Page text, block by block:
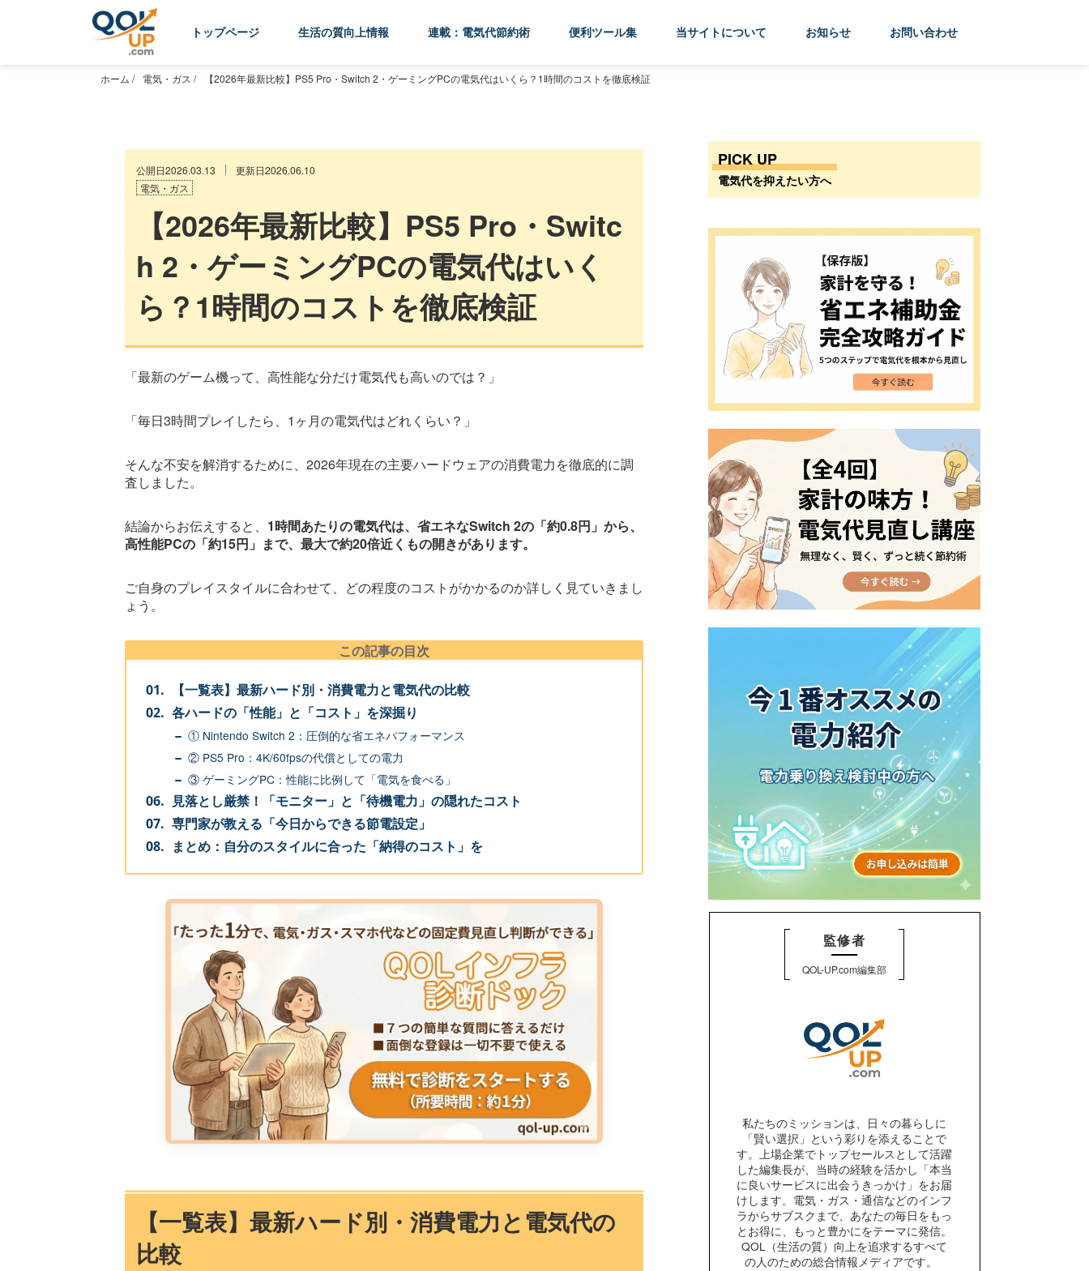
トップページ 生活の質向上情報 連載：電気代節約術 便利ツール集 当サイトについて お知らせ お問い合わせ
ホーム / 電気・ガス / 【2026年最新比較】PS5 Pro・Switch 2・ゲーミングPCの電気代はいくら？1時間のコストを徹底検証
公開日2026.03.13
更新日2026.06.10
電気・ガス
【2026年最新比較】PS5 Pro・Switc
h 2・ゲーミングPCの電気代はいく
ら？1時間のコストを徹底検証
「最新のゲーム機って、高性能な分だけ電気代も高いのでは？」
「毎日3時間プレイしたら、1ヶ月の電気代はどれくらい？」
そんな不安を解消するために、2026年現在の主要ハードウェアの消費電力を徹底的に調
査しました。
結論からお伝えすると、 1時間あたりの電気代は、省エネなSwitch 2の「約0.8円」から、
高性能PCの「約15円」まで、最大で約20倍近くもの開きがあります。
ご自身のプレイスタイルに合わせて、どの程度のコストがかかるのか詳しく見ていきまし
ょう。
この記事の目次
【一覧表】最新ハード別・消費電力と電気代の比較
各ハードの「性能」と「コスト」を深掘り
① Nintendo Switch 2：圧倒的な省エネパフォーマンス
② PS5 Pro：4K/60fpsの代償としての電力
③ ゲーミングPC：性能に比例して「電気を食べる」
見落とし厳禁！「モニター」と「待機電力」の隠れたコスト
専門家が教える「今日からできる節電設定」
まとめ：自分のスタイルに合った「納得のコスト」を
【一覧表】最新ハード別・消費電力と電気代の
比較
PICK UP
電気代を抑えたい方へ
監修者
QOL-UP.com編集部
私たちのミッションは、日々の暮らしに
「賢い選択」という彩りを添えることで
す。上場企業でトップセールスとして活躍
した編集長が、当時の経験を活かし「本当
に良いサービスに出会うきっかけ」をお届
けします。電気・ガス・通信などのインフ
ラからサブスクまで、あなたの毎日をもっ
とお得に、もっと豊かにをテーマに発信。
QOL（生活の質）向上を追求するすべて
の人のための総合情報メディアです。